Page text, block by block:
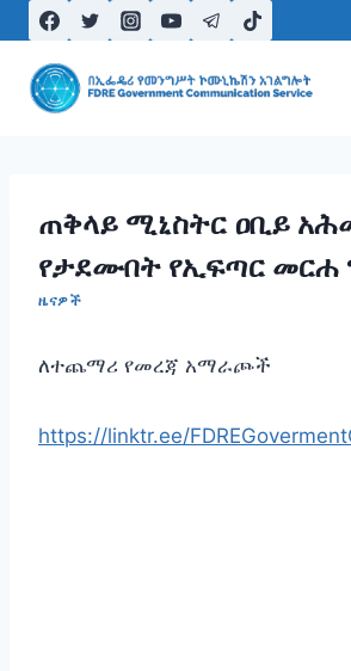
to
content
ጠቅላይ ሚኒስትር ዐቢይ
የታደሙበት የኢፍጣር መርሐ
ዜናዎች
ለተጨማሪ የመረጃ አማራጮች
https://linktr.ee/